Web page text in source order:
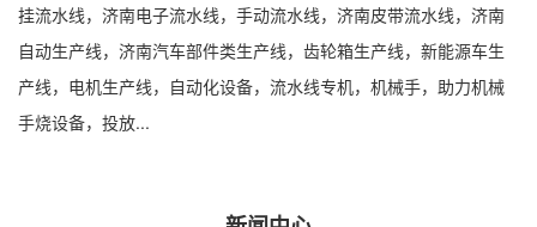
挂流水线，济南电子流水线，手动流水线，济南皮带流水线，济南
自动生产线，济南汽车部件类生产线，齿轮箱生产线，新能源车生
产线，电机生产线，自动化设备，流水线专机，机械手，助力机械
手烧设备，投放...